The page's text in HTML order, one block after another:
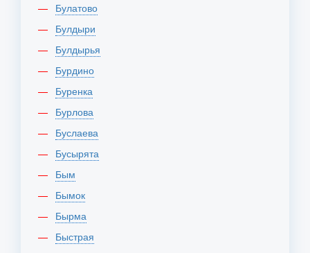
Булатово
Булдыри
Булдырья
Бурдино
Буренка
Бурлова
Буслаева
Бусырята
Бым
Бымок
Бырма
Быстрая